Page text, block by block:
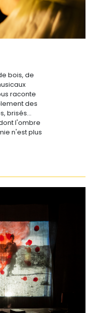
bois, de
raconte
des
brisés...
l'ombre
n'est plus